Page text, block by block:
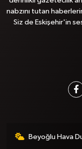
nabzını tutan
Siz de Eskişehir'in
Beyoğlu Hava